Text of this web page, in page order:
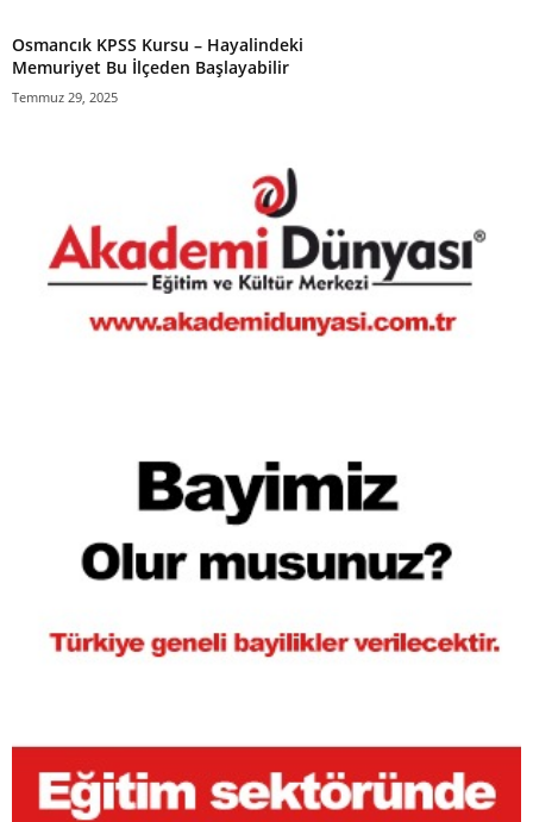
Osmancık KPSS Kursu – Hayalindeki
Memuriyet Bu İlçeden Başlayabilir
Temmuz 29, 2025